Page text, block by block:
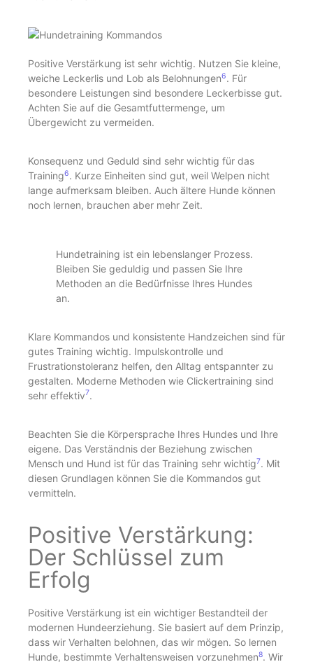
Positive Verstärkung ist sehr wichtig. Nutzen Sie kleine,
weiche Leckerlis und Lob als Belohnungen6. Für
besondere Leistungen sind besondere Leckerbisse gut.
Achten Sie auf die Gesamtfuttermenge, um
Übergewicht zu vermeiden.
Konsequenz und Geduld sind sehr wichtig für das
Training6. Kurze Einheiten sind gut, weil Welpen nicht
lange aufmerksam bleiben. Auch ältere Hunde können
noch lernen, brauchen aber mehr Zeit.
Hundetraining ist ein lebenslanger Prozess.
Bleiben Sie geduldig und passen Sie Ihre
Methoden an die Bedürfnisse Ihres Hundes
an.
Klare Kommandos und konsistente Handzeichen sind für
gutes Training wichtig. Impulskontrolle und
Frustrationstoleranz helfen, den Alltag entspannter zu
gestalten. Moderne Methoden wie Clickertraining sind
sehr effektiv7.
Beachten Sie die Körpersprache Ihres Hundes und Ihre
eigene. Das Verständnis der Beziehung zwischen
Mensch und Hund ist für das Training sehr wichtig7. Mit
diesen Grundlagen können Sie die Kommandos gut
vermitteln.
Positive Verstärkung:
Der Schlüssel zum
Erfolg
Positive Verstärkung ist ein wichtiger Bestandteil der
modernen Hundeerziehung. Sie basiert auf dem Prinzip,
dass wir Verhalten belohnen, das wir mögen. So lernen
Hunde, bestimmte Verhaltensweisen vorzunehmen8. Wir